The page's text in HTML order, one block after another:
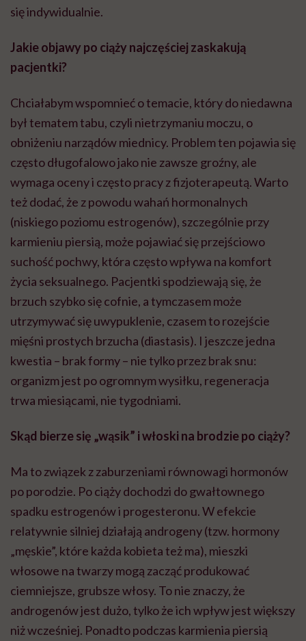
się indywidualnie.
Jakie objawy po ciąży najczęściej zaskakują
pacjentki?
Chciałabym wspomnieć o temacie, który do niedawna
był tematem tabu, czyli nietrzymaniu moczu, o
obniżeniu narządów miednicy. Problem ten pojawia się
często długofalowo jako nie zawsze groźny, ale
wymaga oceny i często pracy z fizjoterapeutą. Warto
też dodać, że z powodu wahań hormonalnych
(niskiego poziomu estrogenów), szczególnie przy
karmieniu piersią, może pojawiać się przejściowo
suchość pochwy, która często wpływa na komfort
życia seksualnego. Pacjentki spodziewają się, że
brzuch szybko się cofnie, a tymczasem może
utrzymywać się uwypuklenie, czasem to rozejście
mięśni prostych brzucha (diastasis). I jeszcze jedna
kwestia – brak formy – nie tylko przez brak snu:
organizm jest po ogromnym wysiłku, regeneracja
trwa miesiącami, nie tygodniami.
Skąd bierze się „wąsik” i włoski na brodzie po ciąży?
Ma to związek z zaburzeniami równowagi hormonów
po porodzie. Po ciąży dochodzi do gwałtownego
spadku estrogenów i progesteronu. W efekcie
relatywnie silniej działają androgeny (tzw. hormony
„męskie”, które każda kobieta też ma), mieszki
włosowe na twarzy mogą zacząć produkować
ciemniejsze, grubsze włosy. To nie znaczy, że
androgenów jest dużo, tylko że ich wpływ jest większy
niż wcześniej. Ponadto podczas karmienia piersią